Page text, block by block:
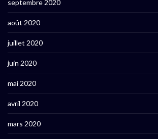
septembre 2020
août 2020
juillet 2020
juin 2020
mai 2020
avril 2020
mars 2020